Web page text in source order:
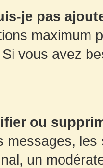
je pas
maximum
vous avez
ou
messages,
un